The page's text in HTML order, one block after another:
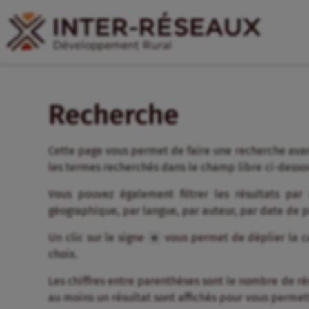
Recherche
Cette page vous permet de faire une recherche
les termes recherchés dans le champ libre ci-
Vous pouvez également filtrer les résultats
géographique, par langue, par auteur, par date de
Un clic sur le signe
vous permet de déplier la
choix.
Les chiffres entre parenthèses sont le nombre de
au moins un résultat sont affichés pour vous